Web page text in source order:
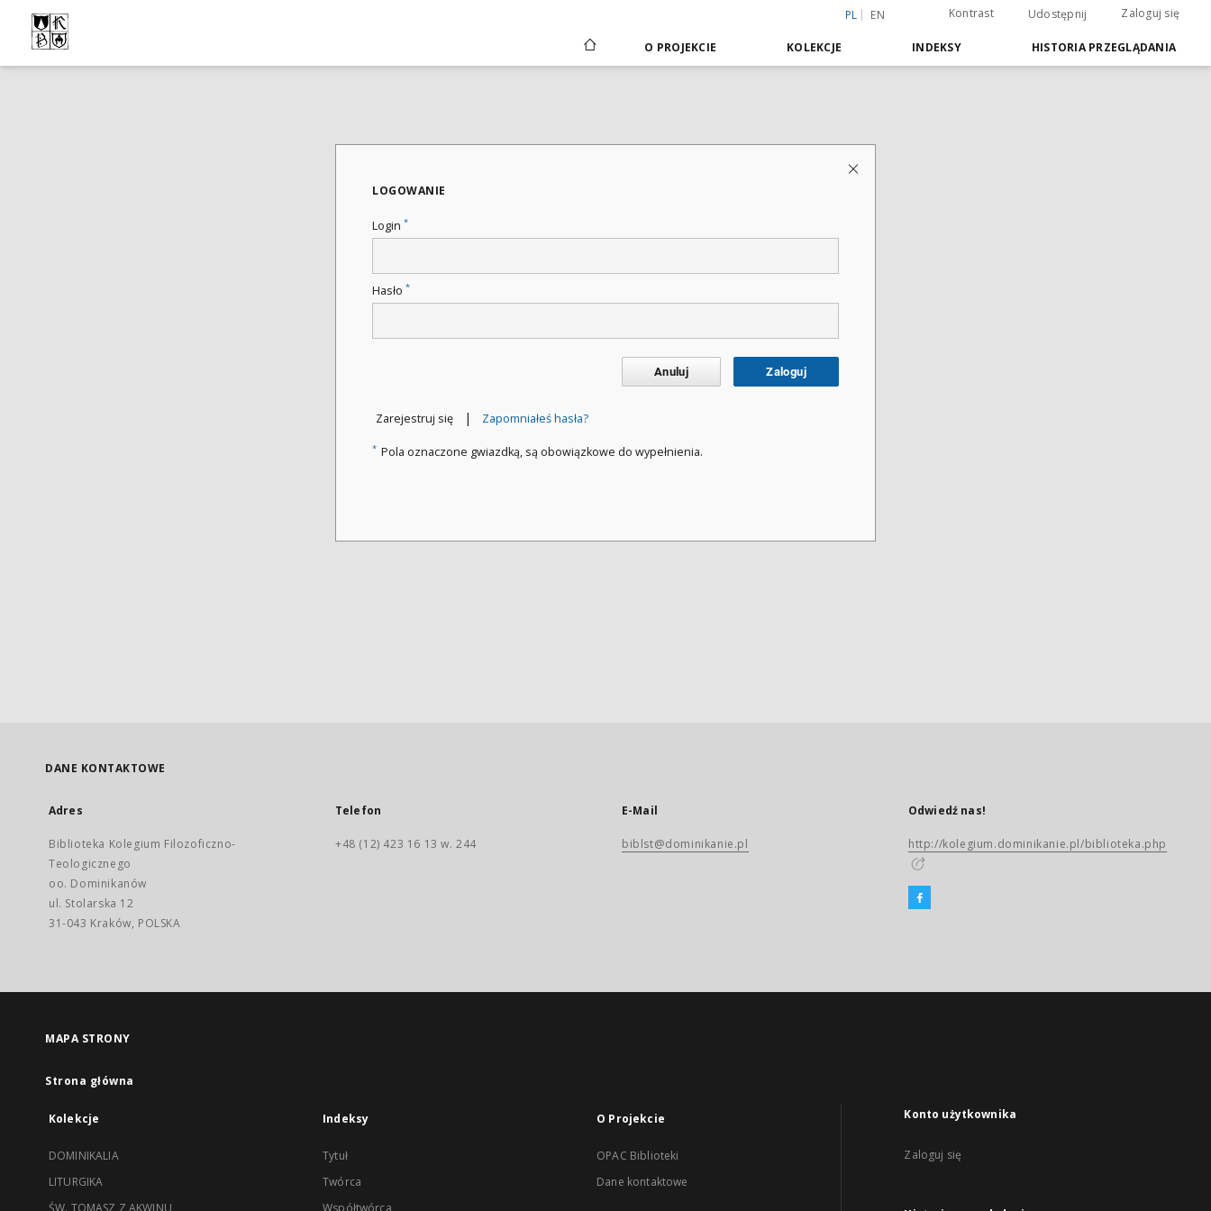
PL EN Kontrast Udostępnij Zaloguj się
O PROJEKCIE KOLEKCJE INDEKSY HISTORIA PRZEGLĄDANIA
LOGOWANIE
Login *
Hasło *
Anuluj Zaloguj
Zarejestruj się | Zapomniałeś hasła?
* Pola oznaczone gwiazdką, są obowiązkowe do wypełnienia.
DANE KONTAKTOWE
Adres
Biblioteka Kolegium Filozoficzno-
Teologicznego
oo. Dominikanów
ul. Stolarska 12
31-043 Kraków, POLSKA
Telefon
+48 (12) 423 16 13 w. 244
E-Mail
biblst@dominikanie.pl
Odwiedź nas!
http://kolegium.dominikanie.pl/biblioteka.php
MAPA STRONY
Strona główna
Kolekcje
DOMINIKALIA
LITURGIKA
ŚW. TOMASZ Z AKWINU
Indeksy
Tytuł
Twórca
Współtwórca
O Projekcie
OPAC Biblioteki
Dane kontaktowe
Konto użytkownika
Zaloguj się